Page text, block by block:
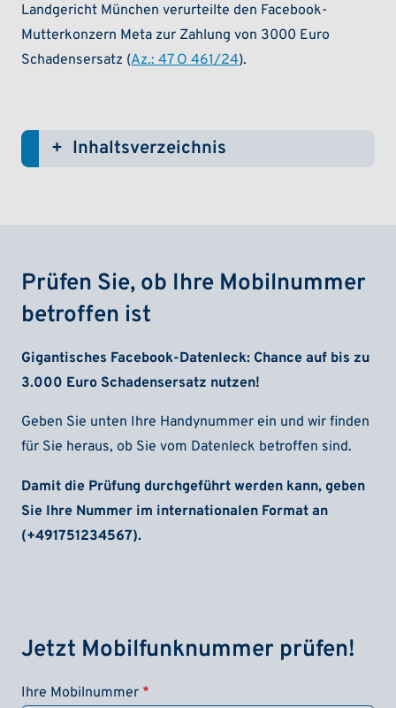
Landgericht München verurteilte den Facebook-
Mutterkonzern Meta zur Zahlung von 3000 Euro
Schadensersatz (Az.: 47 O 461/24).
Inhaltsverzeichnis
Prüfen Sie, ob Ihre Mobilnummer
betroffen ist
Gigantisches Facebook-Datenleck: Chance auf bis zu
3.000 Euro Schadensersatz nutzen!
Geben Sie unten Ihre Handynummer ein und wir finden
für Sie heraus, ob Sie vom Datenleck betroffen sind.
Damit die Prüfung durchgeführt werden kann, geben
Sie Ihre Nummer im internationalen Format an
(+491751234567).
Jetzt Mobilfunknummer prüfen!
Ihre Mobilnummer